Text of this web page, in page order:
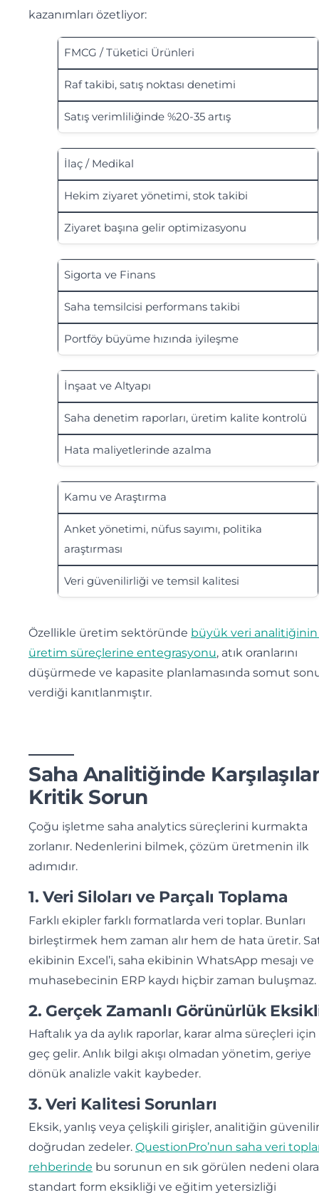
kazanımları özetliyor:
FMCG / Tüketici Ürünleri
Raf takibi, satış noktası denetimi
Satış verimliliğinde %20-35 artış
İlaç / Medikal
Hekim ziyaret yönetimi, stok takibi
Ziyaret başına gelir optimizasyonu
Sigorta ve Finans
Saha temsilcisi performans takibi
Portföy büyüme hızında iyileşme
İnşaat ve Altyapı
Saha denetim raporları, üretim kalite kontrolü
Hata maliyetlerinde azalma
Kamu ve Araştırma
Anket yönetimi, nüfus sayımı, politika
araştırması
Veri güvenilirliği ve temsil kalitesi
Özellikle üretim sektöründe büyük veri analitiğinin
üretim süreçlerine entegrasyonu, atık oranlarını
düşürmede ve kapasite planlamasında somut
verdiği kanıtlanmıştır.
Saha Analitiğinde
Kritik Sorun
Çoğu işletme saha analytics süreçlerini kurmakta
zorlanır. Nedenlerini bilmek, çözüm üretmenin ilk
adımıdır.
1. Veri Siloları ve Parçalı Toplama
Farklı ekipler farklı formatlarda veri toplar. Bunları
birleştirmek hem zaman alır hem de hata üretir.
ekibinin Excel’i, saha ekibinin WhatsApp mesajı ve
muhasebecinin ERP kaydı hiçbir zaman buluşmaz.
2. Gerçek Zamanlı Görünürlük
Haftalık ya da aylık raporlar, karar alma süreçleri
geç gelir. Anlık bilgi akışı olmadan yönetim, geriye
dönük analizle vakit kaybeder.
3. Veri Kalitesi Sorunları
Eksik, yanlış veya çelişkili girişler, analitiğin
doğrudan zedeler. QuestionPro’nun saha veri
rehberinde bu sorunun en sık görülen nedeni
standart form eksikliği ve eğitim yetersizliği